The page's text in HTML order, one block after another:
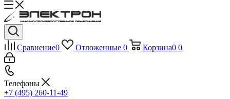
Сравнение0 Отложенные 0 Корзина0 0
Телефоны
+7 (495) 260-11-49